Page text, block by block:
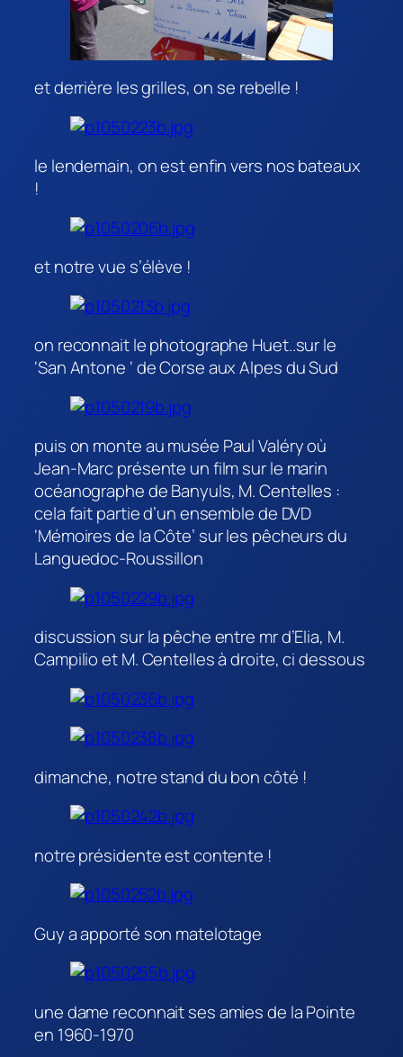
et derrière les grilles, on se rebelle !
le lendemain, on est enfin vers nos bateaux
!
et notre vue s’élève !
on reconnait le photographe Huet..sur le
‘San Antone ‘ de Corse aux Alpes du Sud
puis on monte au musée Paul Valéry où
Jean-Marc présente un film sur le marin
océanographe de Banyuls, M. Centelles :
cela fait partie d’un ensemble de DVD
‘Mémoires de la Côte’ sur les pêcheurs du
Languedoc-Roussillon
discussion sur la pêche entre mr d’Elia, M.
Campilio et M. Centelles à droite, ci dessous
dimanche, notre stand du bon côté !
notre présidente est contente !
Guy a apporté son matelotage
une dame reconnait ses amies de la Pointe
en 1960-1970